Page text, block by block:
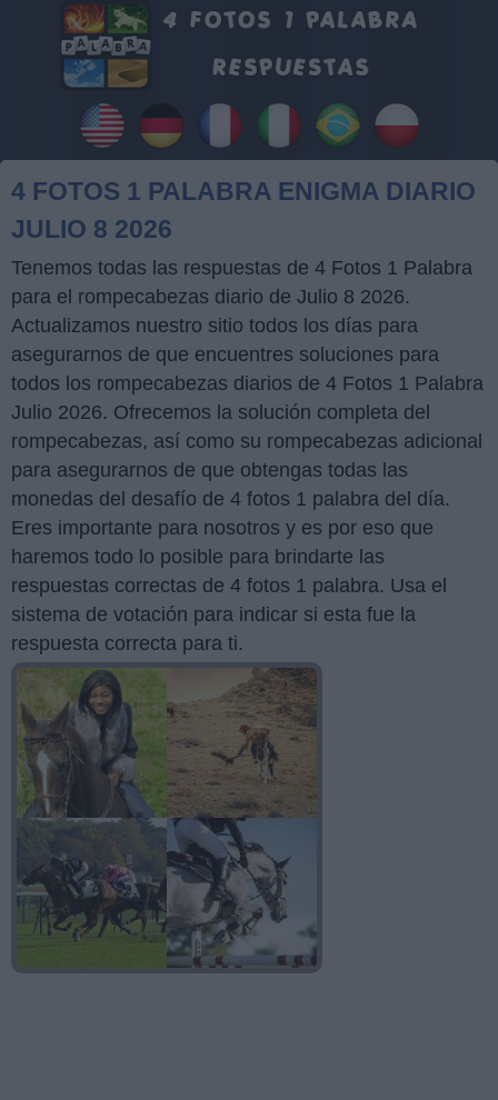
4 FOTOS 1 PALABRA ENIGMA DIARIO
JULIO 8 2026
Tenemos todas las respuestas de 4 Fotos 1 Palabra
para el rompecabezas diario de Julio 8 2026.
Actualizamos nuestro sitio todos los días para
asegurarnos de que encuentres soluciones para
todos los rompecabezas diarios de 4 Fotos 1 Palabra
Julio 2026. Ofrecemos la solución completa del
rompecabezas, así como su rompecabezas adicional
para asegurarnos de que obtengas todas las
monedas del desafío de 4 fotos 1 palabra del día.
Eres importante para nosotros y es por eso que
haremos todo lo posible para brindarte las
respuestas correctas de 4 fotos 1 palabra. Usa el
sistema de votación para indicar si esta fue la
respuesta correcta para ti.